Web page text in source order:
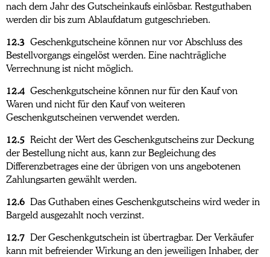
nach dem Jahr des Gutscheinkaufs einlösbar. Restguthaben
werden dir bis zum Ablaufdatum gutgeschrieben.
12.3 Geschenkgutscheine können nur vor Abschluss des
Bestellvorgangs eingelöst werden. Eine nachträgliche
Verrechnung ist nicht möglich.
12.4 Geschenkgutscheine können nur für den Kauf von
Waren und nicht für den Kauf von weiteren
Geschenkgutscheinen verwendet werden.
12.5 Reicht der Wert des Geschenkgutscheins zur Deckung
der Bestellung nicht aus, kann zur Begleichung des
Differenzbetrages eine der übrigen von uns angebotenen
Zahlungsarten gewählt werden.
12.6 Das Guthaben eines Geschenkgutscheins wird weder in
Bargeld ausgezahlt noch verzinst.
12.7 Der Geschenkgutschein ist übertragbar. Der Verkäufer
kann mit befreiender Wirkung an den jeweiligen Inhaber, der